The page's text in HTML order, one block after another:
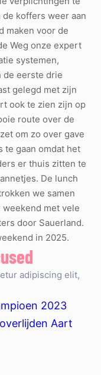
koffers weer aan
maken voor de
Weg onze expert
systemen,
de eerste drie
gelegd met zijn
ook te zien zijn op
route over de
om zo over gave
te gaan omdat het
er thuis zitten te
De lunch
we samen
met vele
door Sauerland.
in 2025.
adipiscing elit,
2023
Aart